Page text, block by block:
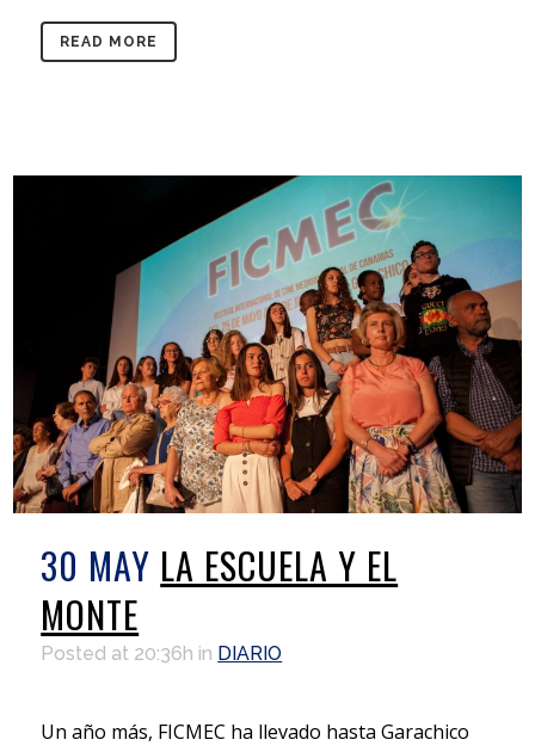
READ MORE
30 MAY LA ESCUELA Y EL
MONTE
Posted at 20:36h in DIARIO
Un año más, FICMEC ha llevado hasta Garachico